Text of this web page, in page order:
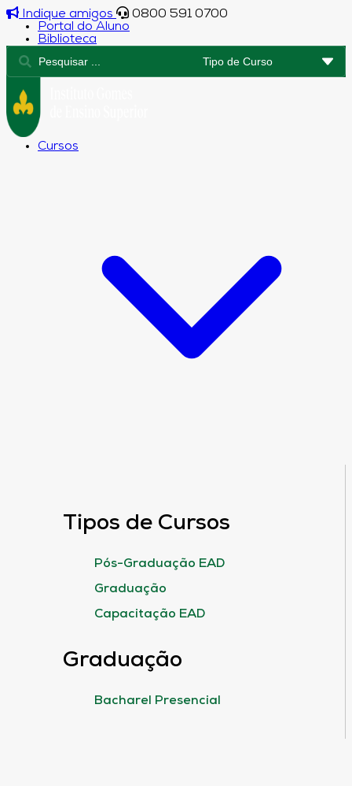
Indique amigos
0800 591 0700
Portal do Aluno
Biblioteca
Cursos
Tipos de Cursos
Pós-Graduação EAD
Graduação
Capacitação EAD
Graduação
Bacharel Presencial